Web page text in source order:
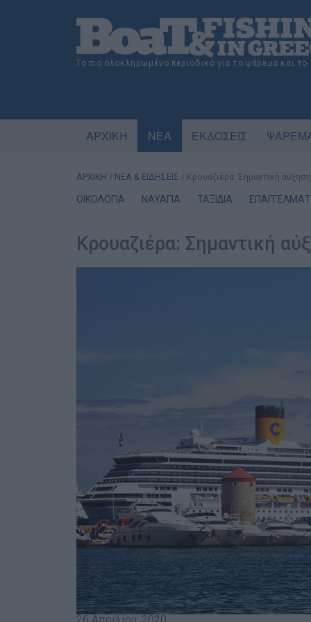
Το πιο ολοκληρωμένο περιοδικό για το ψάρεμα και
ΑΡΧΙΚΗ ΝΕΑ ΕΚΔΟΣΕΙΣ
ΑΡΧΙΚΗ / ΝΕΑ & ΕΙΔΗΣΕΙΣ / Κρουαζιέρα: Σημαντική
ΟΙΚΟΛΟΓΙΑ ΝΑΥΑΓΙΑ ΤΑΞΙΔΙΑ
Κρουαζιέρα: Σημαντική